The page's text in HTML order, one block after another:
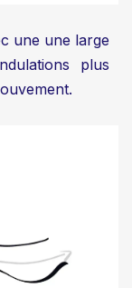
une une large
plus